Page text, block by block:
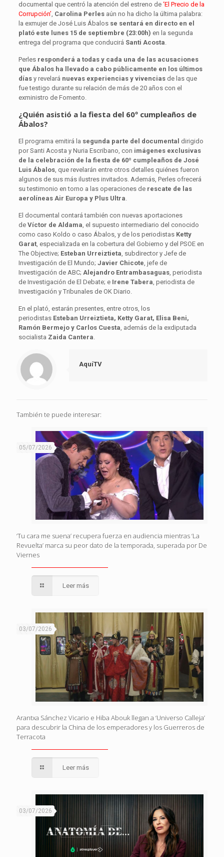
documental que centró la atención del estreno de ‘El Precio de la
Corrupción’ Carolina Perlesaún no ha dicho la última palabra:
la exmujer de José Luis Ábalos se sentará en directo en el
plató este lunes 15 de septiembre (23:00h) en la segunda
entrega del programa que conducirá Santi Acosta
Perles responderá a todas y cada una de las acusaciones
que Ábalos ha llevado a cabo públicamente en los últimos
díasy revelará nuevas experiencias y vivencias de las que
fue testigo durante su relación de más de 20 años con el
exministro de Fomento.
¿Quién asistió a la fiesta del 60º cumpleaños de
Ábalos?
El programa emitirá la segunda parte del documental dirigido
por Santi Acosta y Nuria Escribano, con imágenes exclusivas
de la celebración de la fiesta de 60º cumpleaños de José
Luis Ábalos, que revelarán entre otros detalles quiénes fueron
algunos de sus más ilustres invitados. Además, Perles ofrecerá
su testimonio en torno a las operaciones de rescate de las
aerolíneas Air Europa y Plus Ultra
El documental contará también con nuevas aportaciones
de Víctor de Aldama , el supuesto intermediario del conocido
como caso Koldo o caso Ábalos, y de los periodistas Ketty
Garat, especializada en la cobertura del Gobierno y del PSOE en
The Objective; Esteban Urreiztieta , subdirector y Jefe de
Investigación de El Mundo; Javier Chicote , jefe de
Investigación de ABC; Alejandro Entrambasaguas, periodista
de Investigación de El Debate; e Irene Tabera , periodista de
Investigación y Tribunales de OK Diario.
En el plató, estarán presentes, entre otros, los
periodistas Esteban Urreiztieta, Ketty Garat, Elisa Beni,
Ramón Bermejo y Carlos Cuesta , además de la exdiputada
socialista Zaida Cantera
AquíTV
También te puede interesar:
05/07/2026
‘Tu cara me suena’ recupera fuerza en audiencia mientras ‘La
Revuelta’ marca su peor dato de la temporada, superada por De
Viernes
Leer más
03/07/2026
Arantxa Sánchez Vicario e Hiba Abouk llegan a ‘Universo Calleja’
para descubrir la China de los emperadores y los Guerreros de
Terracota
Leer más
03/07/2026